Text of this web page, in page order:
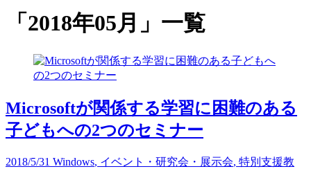
「 2018年05月 」 一覧
Microsoftが関係する学習に困難のある
子どもへの2つのセミナー
2018/5/31 Windows, イベント・研究会・展示会, 特別支援教